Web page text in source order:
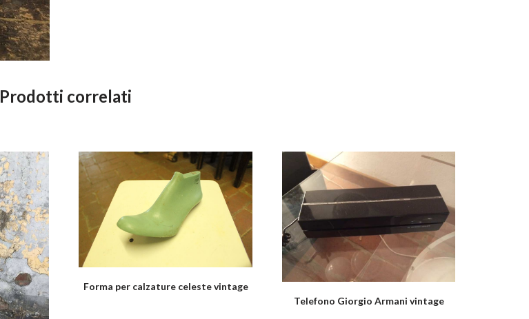
Prodotti correlati
Forma per calzature celeste vintage
Telefono Giorgio Armani vintage